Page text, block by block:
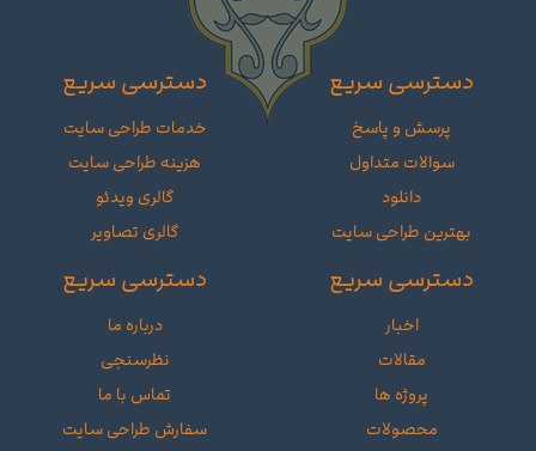
دسترسی سریع
پرسش و پاسخ
سوالات متداول
دانلود
بهترین طراحی سایت
دسترسی سریع
خدمات طراحی سایت
هزینه طراحی سایت
گالری ویدئو
گالری تصاویر
دسترسی سریع
اخبار
مقالات
پروژه ها
محصولات
دسترسی سریع
درباره ما
نظرسنجی
تماس با ما
سفارش طراحی سایت